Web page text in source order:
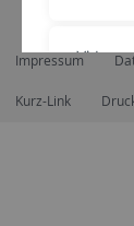
Impressum
Kurz-Link
Videos